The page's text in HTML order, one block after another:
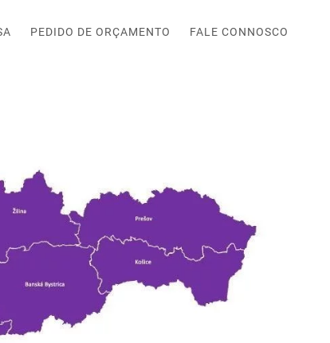
PEDIDO DE ORÇAMENTO FALE CONNOSCO